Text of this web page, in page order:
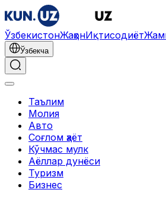
ЎзбекистонЖаҳонИқтисодиёт
Ўзбекча
Таълим
Молия
Авто
Соғлом ҳаёт
Кўчмас мулк
Аёллар дунёси
Туризм
Бизнес